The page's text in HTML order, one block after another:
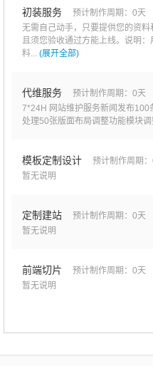
初装服务
预计制作周期：0天
无需自己动手，只要提供您的资料
且须您验收通过方能上线。说明
料... (展开全部)
代维服务
预计制作周期：0天
7*24H 网站维护服务新闻发布100
处理50张版面布局调整功能模块
模板定制设计
预计制作周期
暂无说明
定制建站
预计制作周期：0天
暂无说明
前端切片
预计制作周期：0天
暂无说明